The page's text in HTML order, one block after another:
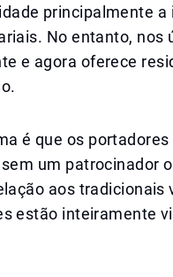
principalmente a
No entanto, nos
e agora oferece
é que os
um patrocinador
aos tradicionais
estão inteiramente